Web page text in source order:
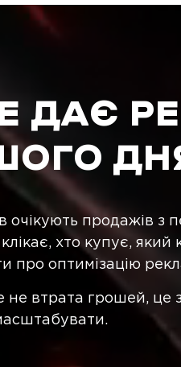
ДАЄ
очікують продажів
хто купує,
про оптимізацію
не втрата грошей, це